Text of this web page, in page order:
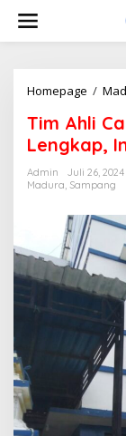
konten
Homepage /
Tim Ahli
Lengkap,
Admin
Juli 26, 2024
Madura, Sampang